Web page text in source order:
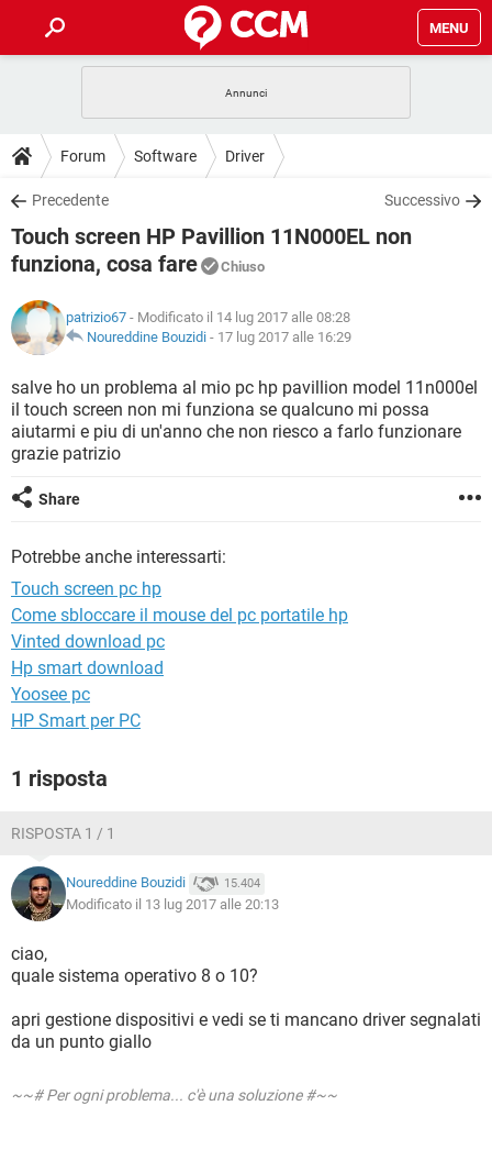
MENU
INTRATTENIMENTO ANDROID
iOS
INSTAGRAM WHATSAPP
TIKTOK FACEBOOK
HARDWARE
GUIDE
COVID-19 GAMING
iOS
TIKTOK FACEBOOK
DOWNLOAD
COVID-19 GAMING
INTRATTENIMENTO ANDROID
iOS WINDOWS 10
INSTAGRAM
TIKTOK FACEBOOK
HARDWARE
FORUM
INTRATTENIMENTO ANDROID
INSTAGRAM WHATSAPP
TIKTOK
GLOSSARIO
COVID-19
INTRATTENIMENTO ANDROID
iOS WINDOWS 10
INSTAGRAM
TIKTOK
Forum Software Driver
Precedente Successivo
Touch screen HP Pavillion 11N000EL non
funziona, cosa fare
Chiuso
patrizio67 - Modificato il 14 lug 2017 alle 08:28
Noureddine Bouzidi - 17 lug 2017 alle 16:29
salve ho un problema al mio pc hp pavillion model 11n000el
il touch screen non mi funziona se qualcuno mi possa
aiutarmi e piu di un'anno che non riesco a farlo funzionare
grazie patrizio
Share
Potrebbe anche interessarti:
Touch screen pc hp
Come sbloccare il mouse del pc portatile hp
Vinted download pc
Hp smart download
Yoosee pc
HP Smart per PC
1 risposta
RISPOSTA 1 / 1
Noureddine Bouzidi 15.404
Modificato il 13 lug 2017 alle 20:13
ciao,
quale sistema operativo 8 o 10?
apri gestione dispositivi e vedi se ti mancano driver segnalati
da un punto giallo
~~# Per ogni problema... c'è una soluzione #~~